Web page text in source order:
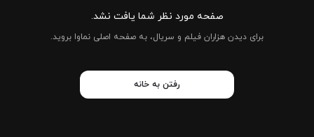
صفحه مورد نظر شما یافت نشد.
برای دیدن هزاران فیلم و سریال، به صفحه اصلی نماوا بروید.
رفتن به خانه